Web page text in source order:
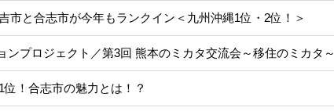
市と合志市が今年もランクイン＜九州沖縄1位・2位！＞
ンプロジェクト／第3回 熊本のミカタ交流会～移住のミカタ～
！合志市の魅力とは！？